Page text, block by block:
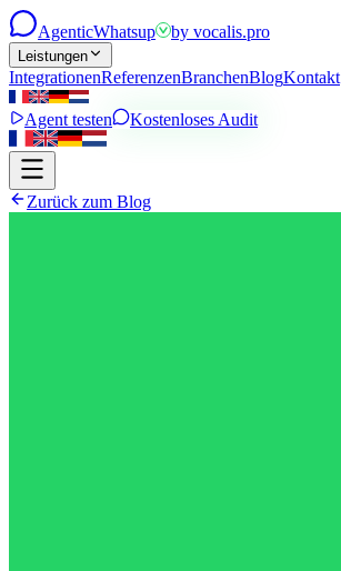
AgenticWhatsup by vocalis.pro
Leistungen
IntegrationenReferenzenBranchenBlogKontakt
Agent testen Kostenloses Audit
Zurück zum Blog